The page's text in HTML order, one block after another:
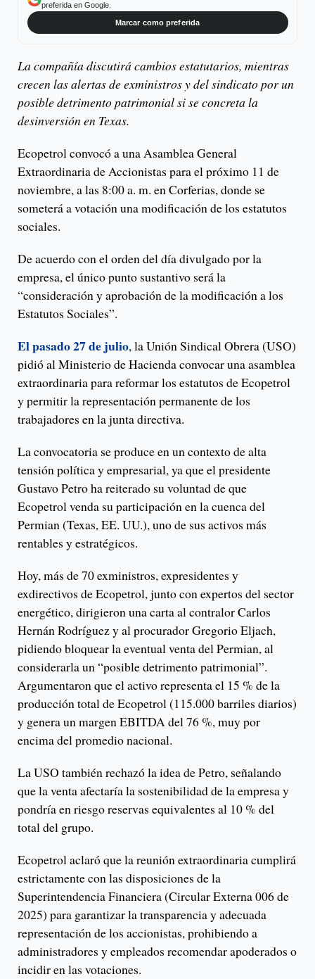
preferida en Google.
Marcar como preferida
La compañía discutirá cambios estatutarios, mientras
crecen las alertas de exministros y del sindicato por un
posible detrimento patrimonial si se concreta la
desinversión en Texas.
Ecopetrol convocó a una Asamblea General
Extraordinaria de Accionistas para el próximo 11 de
noviembre, a las 8:00 a. m. en Corferias, donde se
someterá a votación una modificación de los estatutos
sociales.
De acuerdo con el orden del día divulgado por la
empresa, el único punto sustantivo será la
“consideración y aprobación de la modificación a los
Estatutos Sociales”.
El pasado 27 de julio, la Unión Sindical Obrera (USO)
pidió al Ministerio de Hacienda convocar una asamblea
extraordinaria para reformar los estatutos de Ecopetrol
y permitir la representación permanente de los
trabajadores en la junta directiva.
La convocatoria se produce en un contexto de alta
tensión política y empresarial, ya que el presidente
Gustavo Petro ha reiterado su voluntad de que
Ecopetrol venda su participación en la cuenca del
Permian (Texas, EE. UU.), uno de sus activos más
rentables y estratégicos.
Hoy, más de 70 exministros, expresidentes y
exdirectivos de Ecopetrol, junto con expertos del sector
energético, dirigieron una carta al contralor Carlos
Hernán Rodríguez y al procurador Gregorio Eljach,
pidiendo bloquear la eventual venta del Permian, al
considerarla un “posible detrimento patrimonial”.
Argumentaron que el activo representa el 15 % de la
producción total de Ecopetrol (115.000 barriles diarios)
y genera un margen EBITDA del 76 %, muy por
encima del promedio nacional.
La USO también rechazó la idea de Petro, señalando
que la venta afectaría la sostenibilidad de la empresa y
pondría en riesgo reservas equivalentes al 10 % del
total del grupo.
Ecopetrol aclaró que la reunión extraordinaria cumplirá
estrictamente con las disposiciones de la
Superintendencia Financiera (Circular Externa 006 de
2025) para garantizar la transparencia y adecuada
representación de los accionistas, prohibiendo a
administradores y empleados recomendar apoderados o
incidir en las votaciones.